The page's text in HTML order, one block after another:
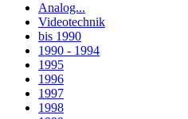
Analog...
Videotechnik
bis 1990
1990 - 1994
1995
1996
1997
1998